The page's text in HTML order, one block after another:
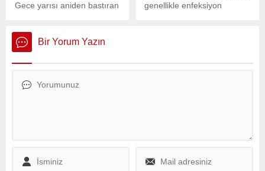
Gece yarısı aniden bastıran
durum sadece bir alışkanlık
değil, vücudunuzun ciddi bir
sağlık sorununa dair verdiği
genellikle enfeksiyon
en sık görülen
Bir Yorum Yazın